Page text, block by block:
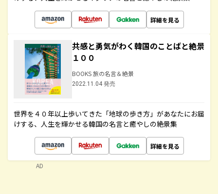
詳細を見る
共感と勇気がわく韓国のことばと絶景
１００
BOOKS 旅の名言＆絶景
2022.11.04 発売
世界を４０年以上歩いてきた「地球の歩き方」があなたにお届
けする、人生を輝かせる韓国の名言と癒やしの絶景集
詳細を見る
AD